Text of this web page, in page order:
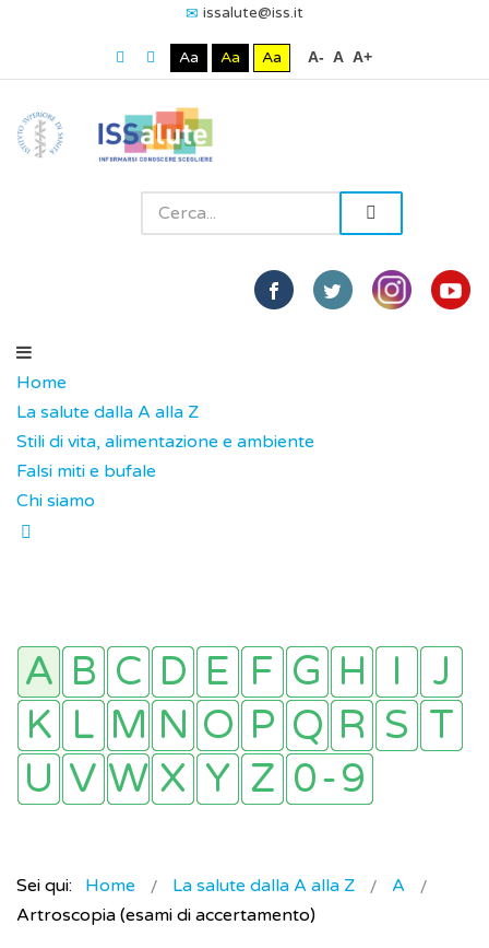
issalute@iss.it
Aa Aa Aa A- A A+
Home
La salute dalla A alla Z
Stili di vita, alimentazione e ambiente
Falsi miti e bufale
Chi siamo
Sei qui: Home La salute dalla A alla Z
A
Artroscopia (esami di accertamento)